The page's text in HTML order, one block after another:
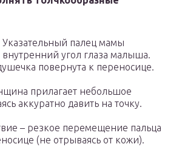
палец мамы
внутренний угол глаза малыша.
повернута к переносице.
прилагает небольшое
аккуратно давить на точку.
– резкое перемещение пальца
(не отрываясь от кожи).